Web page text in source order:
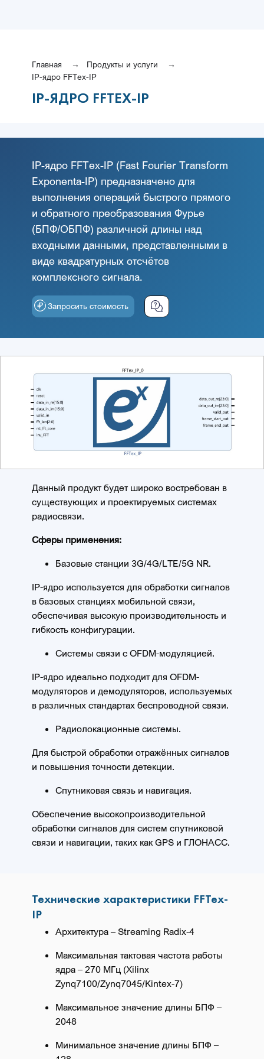
Главная
Продукты и услуги
IP-ядро FFTex-IP
IP-ЯДРО FFTEX-IP
IP-ядро FFTex-IP (Fast Fourier Transform
Exponenta-IP) предназначено для
выполнения операций быстрого прямого
и обратного преобразования Фурье
(БПФ/ОБПФ) различной длины над
входными данными, представленными в
виде квадратурных отсчётов
комплексного сигнала.
Запросить стоимость
Данный продукт будет широко востребован в
существующих и проектируемых системах
радиосвязи.
Сферы применения:
Базовые станции 3G/4G/LTE/5G NR.
IP-ядро используется для обработки сигналов
в базовых станциях мобильной связи,
обеспечивая высокую производительность и
гибкость конфигурации.
Системы связи с OFDM-модуляцией.
IP-ядро идеально подходит для OFDM-
модуляторов и демодуляторов, используемых
в различных стандартах беспроводной связи.
Радиолокационные системы.
Для быстрой обработки отражённых сигналов
и повышения точности детекции.
Спутниковая связь и навигация.
Обеспечение высокопроизводительной
обработки сигналов для систем спутниковой
связи и навигации, таких как GPS и ГЛОНАСС.
Технические характеристики FFTex-
IP
Архитектура – Streaming Radix-4
Максимальная тактовая частота работы
ядра – 270 МГц (Xilinx
Zynq7100/Zynq7045/Kintex-7)
Максимальное значение длины БПФ –
2048
Минимальное значение длины БПФ –